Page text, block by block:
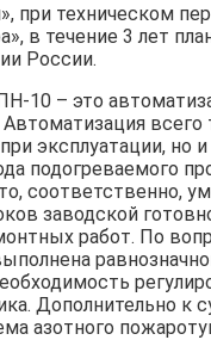
при техническом
в течение 3 лет
России.
– это
эксплуатации, но
подогреваемого
соответственно,
заводской
работ. По
Дополнительно
азотного